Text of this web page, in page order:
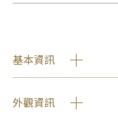
基本資訊
外觀資訊